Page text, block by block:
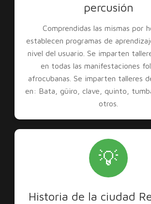
percusión
Comprendidas las mismas por
establecen programas de
nivel del usuario. Se imparten
en todas las manifestaciones
afrocubanas. Se imparten talleres
en: Bata, güiro, clave, quinto,
otros.
💡
Historia de la ciudad